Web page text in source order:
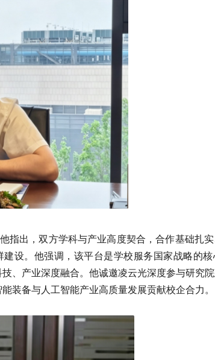
出，双方学科与产业高度契合，合作基础扎实
设。他强调，该平台是学校服务国家战略的核
、产业深度融合。他诚邀凌云光深度参与研究
装备与人工智能产业高质量发展贡献校企合力。